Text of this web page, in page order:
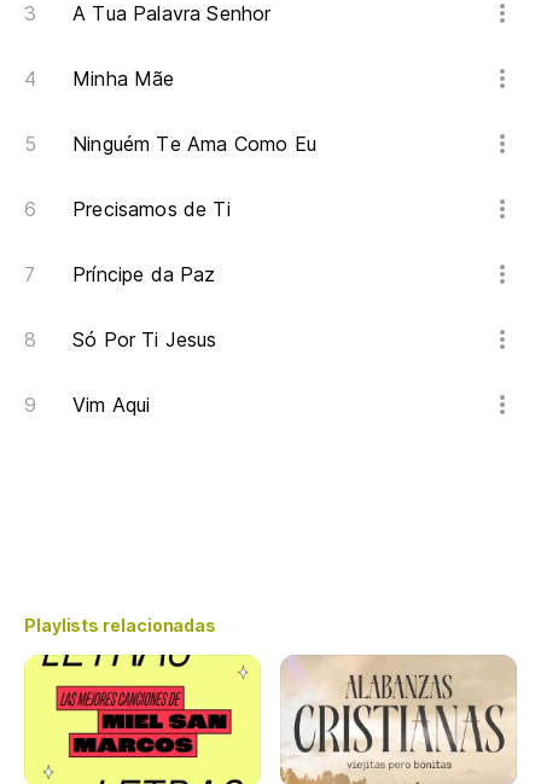
A Tua Palavra Senhor
Minha Mãe
Ninguém Te Ama Como Eu
Precisamos de Ti
Príncipe da Paz
Só Por Ti Jesus
Vim Aqui
Playlists relacionadas